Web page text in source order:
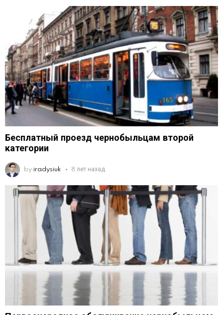
Бесплатный проезд чернобыльцам второй
категории
by iradysiuk 8 лет назад